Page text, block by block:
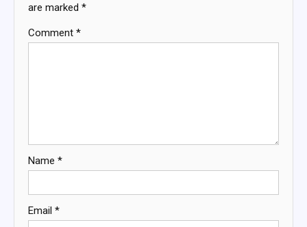
are marked *
Comment *
Name *
Email *